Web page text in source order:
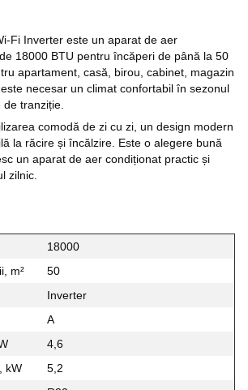
Fi Inverter este un aparat de aer
18000 BTU pentru încăperi de până la 50
apartament, casă, birou, cabinet, magazin
necesar un climat confortabil în sezonul
tranziție.
comodă de zi cu zi, un design modern
la răcire și încălzire. Este o alegere bună
un aparat de aer condiționat practic și
zilnic.
18000
m²
50
Inverter
A
4,6
kW
5,2